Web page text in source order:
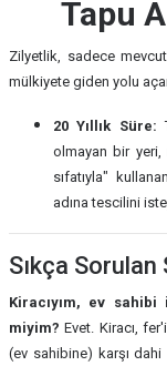
Tapu
Zilyetlik, sadece
mülkiyete giden yolu
20 Yıllık Süre:
olmayan bir yeri,
sıfatıyla"
adına tescilini
Sıkça Sorulan
Kiracıyım, ev
miyim? Evet. Kiracı,
(ev sahibine) karşı dahi